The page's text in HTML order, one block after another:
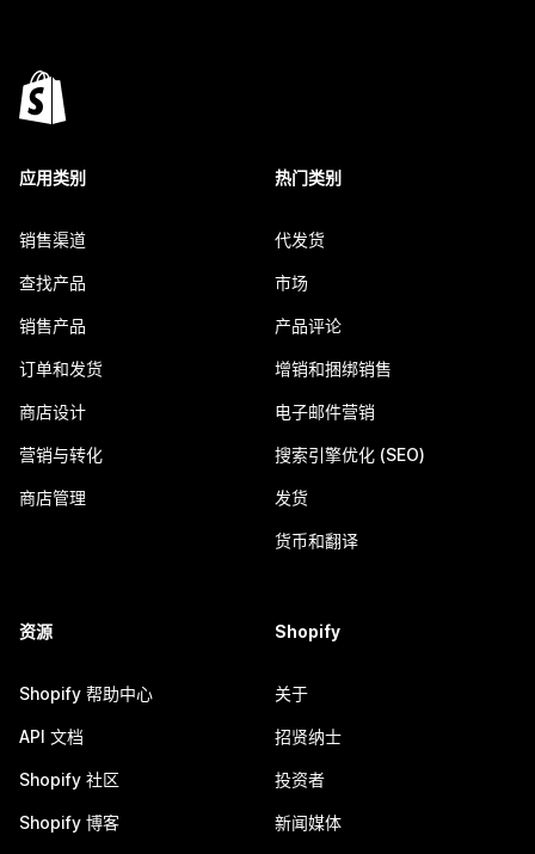
应用类别
销售渠道
查找产品
销售产品
订单和发货
商店设计
营销与转化
商店管理
热门类别
代发货
市场
产品评论
增销和捆绑销售
电子邮件营销
搜索引擎优化 (SEO)
发货
货币和翻译
资源
Shopify 帮助中心
API 文档
Shopify 社区
Shopify 博客
Shopify
关于
招贤纳士
投资者
新闻媒体